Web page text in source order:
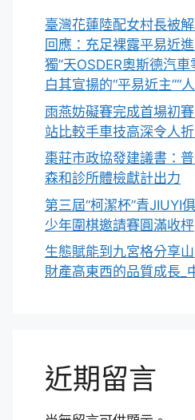
臺灣花蓮陸配女村長被
回應：充足裸露平易近
獨”天OSDER奧斯德汽
白其宣揚的“平易近主”“
雨燕妨礙賽完成首場初
站比較手車技高深令人
棗莊市政協發建議書：
森和診所體檢獻計出力
第三屆“柯潔杯”青JIUYI
少年圍棋邀請賽圓滿收枰
生態賦能到九宮格分享
財產高東西的品質成長_
近期留言